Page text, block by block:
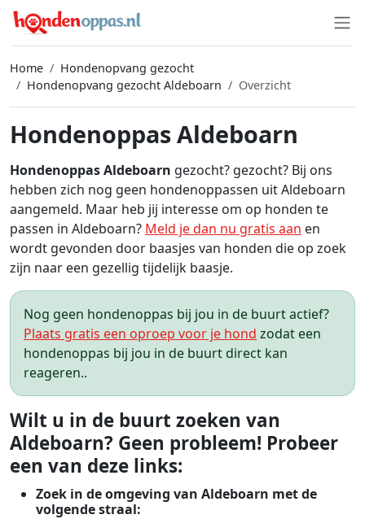
Home
Hondenopvang gezocht
Hondenopvang gezocht Aldeboarn
Overzicht
Hondenoppas Aldeboarn
Hondenoppas Aldeboarn gezocht? gezocht? Bij ons
hebben zich nog geen hondenoppassen uit Aldeboarn
aangemeld. Maar heb jij interesse om op honden te
passen in Aldeboarn? Meld je dan nu gratis aan en
wordt gevonden door baasjes van honden die op zoek
zijn naar een gezellig tijdelijk baasje.
Nog geen hondenoppas bij jou in de buurt actief?
Plaats gratis een oproep voor je hond zodat een
hondenoppas bij jou in de buurt direct kan
reageren..
Wilt u in de buurt zoeken van
Aldeboarn? Geen probleem! Probeer
een van deze links:
Zoek in de omgeving van Aldeboarn met de
volgende straal: